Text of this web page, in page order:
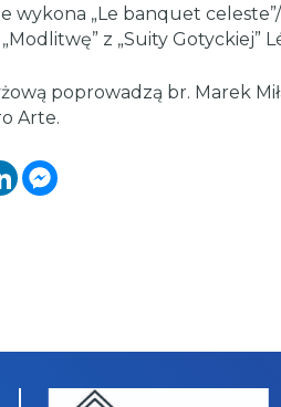
wykona „Le banquet
„Modlitwę” z „Suity Gotyckiej”
poprowadzą br. Marek
Arte.